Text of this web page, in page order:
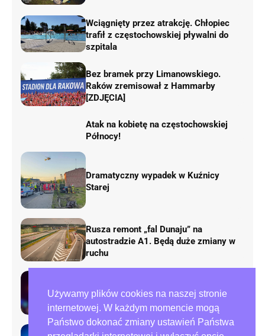
Używamy plików cookies na naszej stronie
internetowej. W każdym momencie mogą
Państwo dokonać zmiany ustawień Państwa
Wciągnięty przez atrakcję. Chłopiec
trafił z częstochowskiej pływalni do
szpitala
Bez bramek przy Limanowskiego.
Raków zremisował z Hammarby
[ZDJĘCIA]
Atak na kobietę na częstochowskiej
Północy!
Dramatyczny wypadek w Kuźnicy
Starej
Rusza remont „fal Dunaju” na
autostradzie A1. Będą duże zmiany w
ruchu
Tragedia przy ulicy Zana w
Częstochowie. Nie żyje mężczyzna